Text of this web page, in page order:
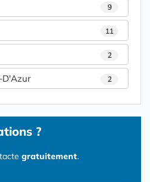
9
11
2
D'Azur 2
?
gratuitement.